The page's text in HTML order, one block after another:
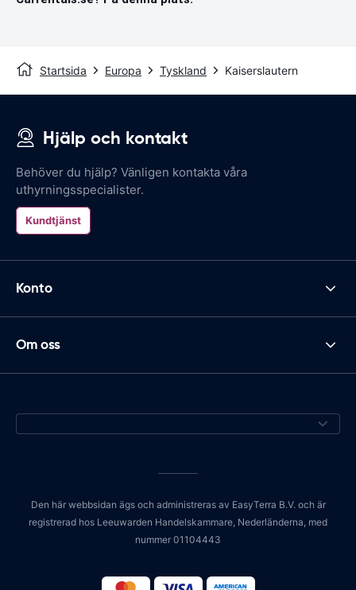
Startsida Europa Tyskland Kaiserslautern
Hjälp och kontakt
Behöver du hjälp? Vänligen kontakta våra
uthyrningsspecialister.
Kundtjänst
Konto
Om oss
Den här webbsidan ägs och administreras av EasyTerra B.V. och är
registrerad hos Leeuwarden Handelskammare, Nederländerna, med
nummer 01104443